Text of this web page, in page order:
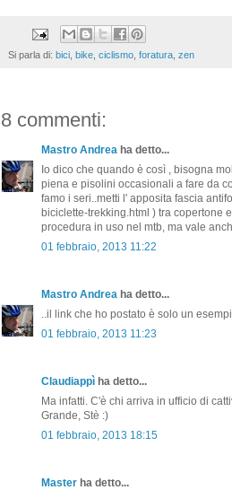
Si parla di: bici, bike, ciclismo, foratura, zen
8 commenti:
Mastro Andrea ha detto...
Io dico che quando è così , bisogna
piena e pisolini occasionali a fare da
famo i seri..metti l' apposita fascia
biciclette-trekking.html ) tra copertone
procedura in uso nel mtb, ma vale
01 febbraio, 2013 11:22
Mastro Andrea ha detto...
..il link che ho postato è solo un
01 febbraio, 2013 11:23
Claudiappì ha detto...
Ma infatti. C'è chi arriva in ufficio di
Grande, Stè :)
01 febbraio, 2013 18:15
Master ha detto...